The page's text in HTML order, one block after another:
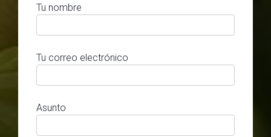
Tu nombre
Tu correo electrónico
Asunto